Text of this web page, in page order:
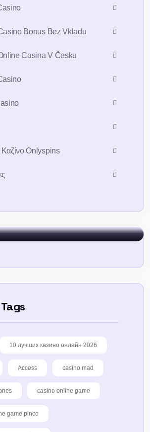
Bonus Bez Vkladu
Casina V Česku
Onlyspins
For 7days
AI
example which ever
10 лучших казино онлайн 2026
Access casino mad
casino online game
game pinco